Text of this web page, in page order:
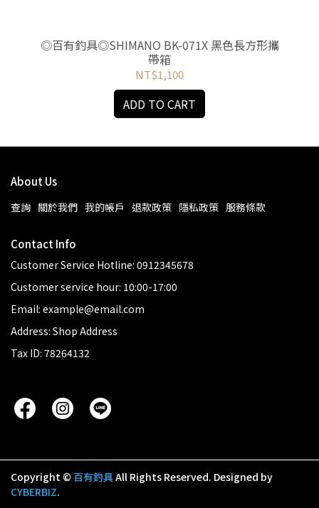
◎百有釣具◎SHIMANO BK-071X 黑色長方形攜
帶箱
NT$1,100
ADD TO CART
About Us
查詢 關於我們 我的帳戶 退款政策 隱私政策 服務條款
Contact Info
Customer Service Hotline: 0912345678
Customer service hour: 10:00-17:00
Email: example@email.com
Address: Shop Address
Tax ID: 78264132
Copyright © 百有釣具All Rights Reserved. Designed by
CYBERBIZ.